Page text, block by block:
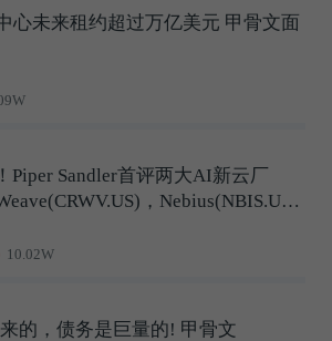
心未来租约超过万亿美元 甲骨文面
Piper Sandler首评两大AI新云厂
，Nebius(NBIS.US)
10.02W
的，债务是巨量的! 甲骨文